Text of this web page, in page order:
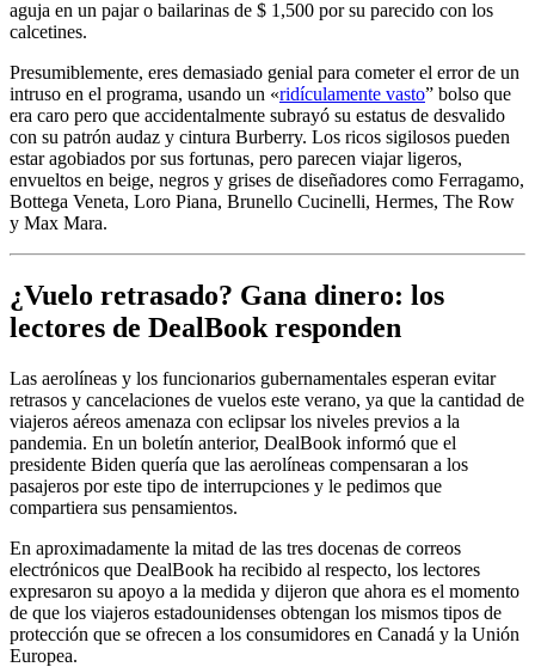
aguja en un pajar o bailarinas de $ 1,500 por su parecido con los
calcetines.
Presumiblemente, eres demasiado genial para cometer el error de un
intruso en el programa, usando un «ridículamente vasto” bolso que
era caro pero que accidentalmente subrayó su estatus de desvalido
con su patrón audaz y cintura Burberry. Los ricos sigilosos pueden
estar agobiados por sus fortunas, pero parecen viajar ligeros,
envueltos en beige, negros y grises de diseñadores como Ferragamo,
Bottega Veneta, Loro Piana, Brunello Cucinelli, Hermes, The Row
y Max Mara.
¿Vuelo retrasado? Gana dinero: los
lectores de DealBook responden
Las aerolíneas y los funcionarios gubernamentales esperan evitar
retrasos y cancelaciones de vuelos este verano, ya que la cantidad de
viajeros aéreos amenaza con eclipsar los niveles previos a la
pandemia. En un boletín anterior, DealBook informó que el
presidente Biden quería que las aerolíneas compensaran a los
pasajeros por este tipo de interrupciones y le pedimos que
compartiera sus pensamientos.
En aproximadamente la mitad de las tres docenas de correos
electrónicos que DealBook ha recibido al respecto, los lectores
expresaron su apoyo a la medida y dijeron que ahora es el momento
de que los viajeros estadounidenses obtengan los mismos tipos de
protección que se ofrecen a los consumidores en Canadá y la Unión
Europea.